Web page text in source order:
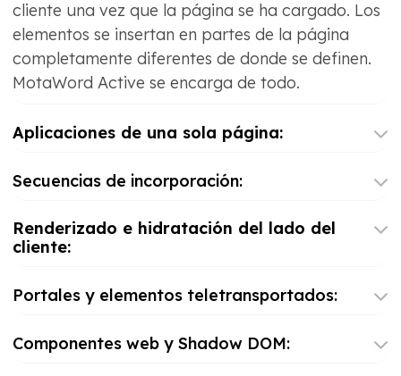
cliente una vez que la página se ha cargado. Los
elementos se insertan en partes de la página
completamente diferentes de donde se definen.
MotaWord Active se encarga de todo.
Aplicaciones de una sola página:
Secuencias de incorporación:
Renderizado e hidratación del lado del
cliente:
Portales y elementos teletransportados:
Componentes web y Shadow DOM: